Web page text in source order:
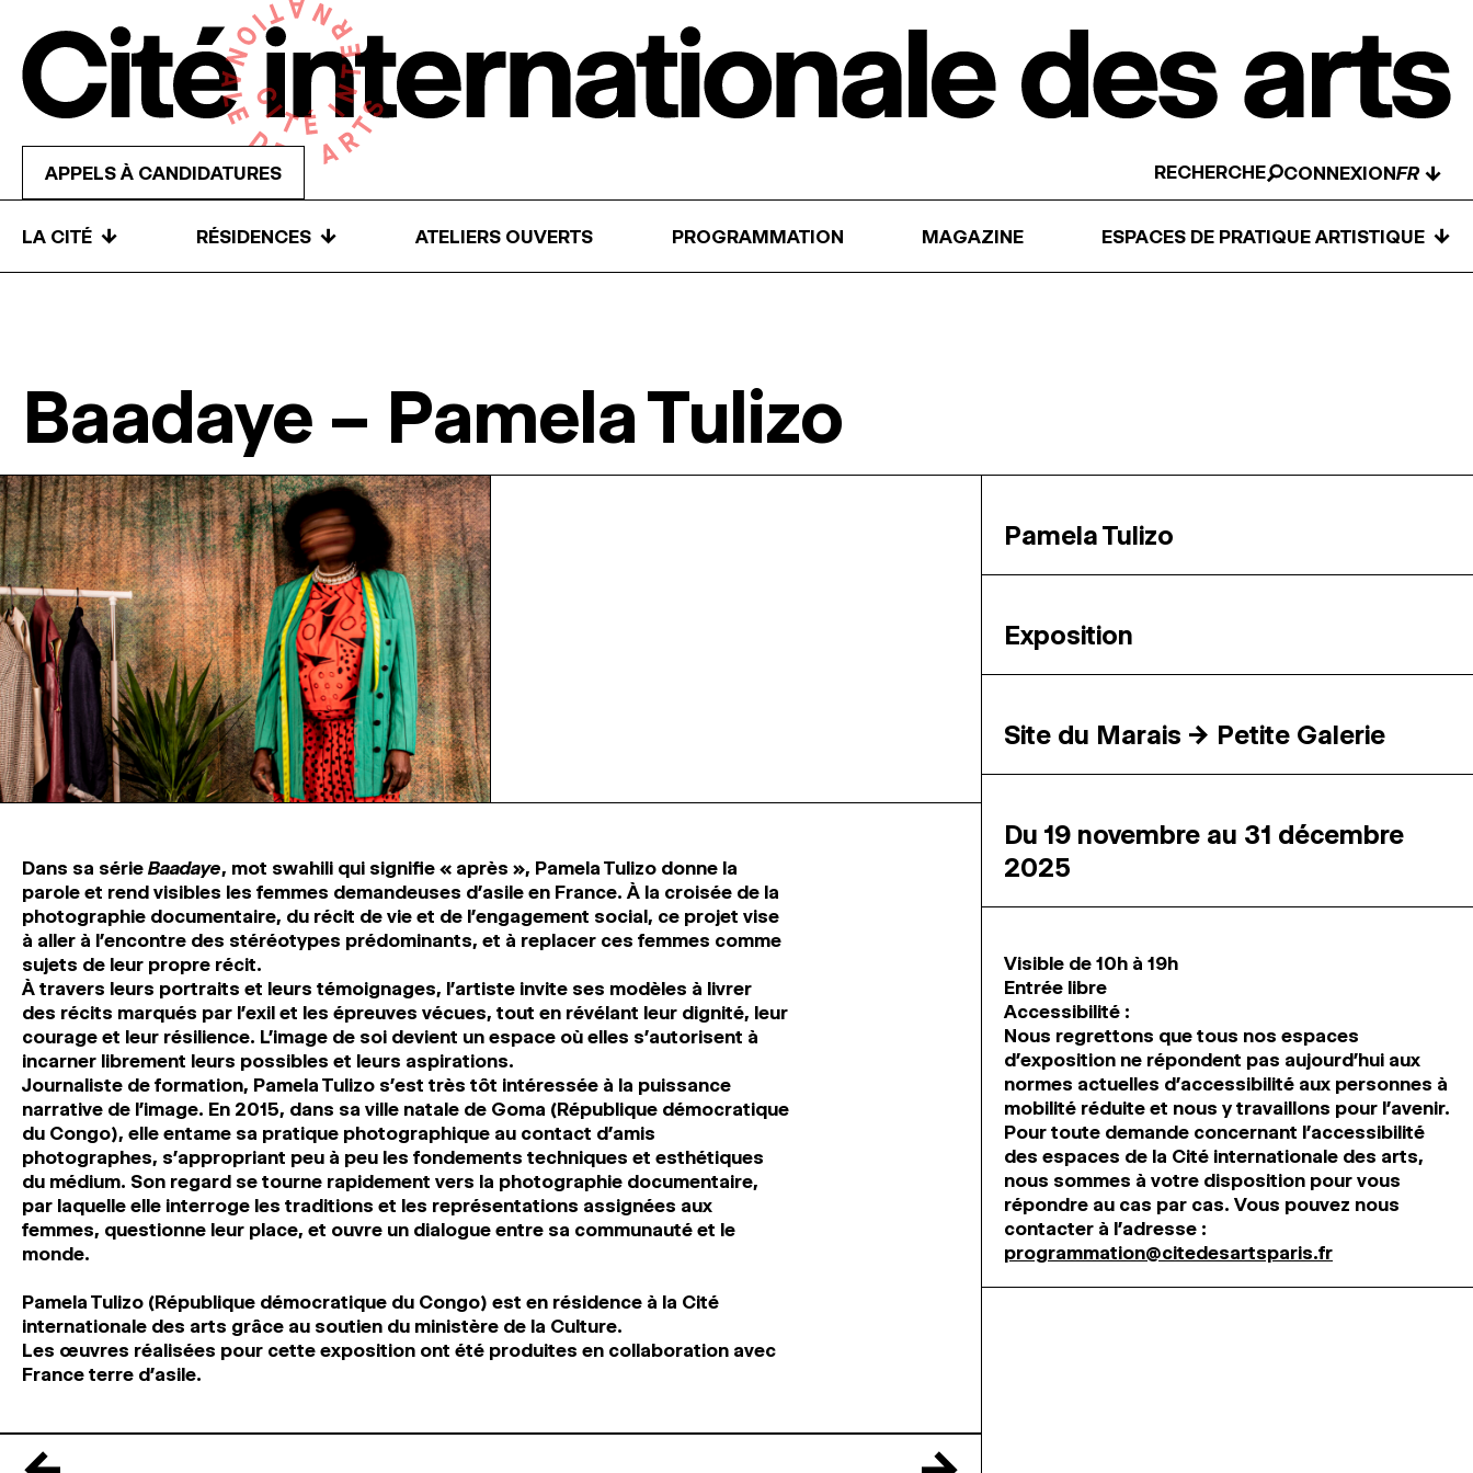
APPELS À CANDIDATURES RECHERCHE CONNEXION ↓
LA CITÉ ↓ RÉSIDENCES ↓ ATELIERS OUVERTS PROGRAMMATION MAGAZINE ESPACES DE PRATIQUE ARTISTIQUE ↓
Baadaye – Pamela Tulizo
Dans sa série Baadaye, mot swahili qui signifie « après », Pamela Tulizo donne la
parole et rend visibles les femmes demandeuses d’asile en France. À la croisée de la
photographie documentaire, du récit de vie et de l’engagement social, ce projet vise
à aller à l’encontre des stéréotypes prédominants, et à replacer ces femmes comme
sujets de leur propre récit.
À travers leurs portraits et leurs témoignages, l’artiste invite ses modèles à livrer
des récits marqués par l’exil et les épreuves vécues, tout en révélant leur dignité, leur
courage et leur résilience. L’image de soi devient un espace où elles s’autorisent à
incarner librement leurs possibles et leurs aspirations.
Journaliste de formation, Pamela Tulizo s’est très tôt intéressée à la puissance
narrative de l’image. En 2015, dans sa ville natale de Goma (République démocratique
du Congo), elle entame sa pratique photographique au contact d’amis
photographes, s’appropriant peu à peu les fondements techniques et esthétiques
du médium. Son regard se tourne rapidement vers la photographie documentaire,
par laquelle elle interroge les traditions et les représentations assignées aux
femmes, questionne leur place, et ouvre un dialogue entre sa communauté et le
monde.
Pamela Tulizo (République démocratique du Congo) est en résidence à la Cité
internationale des arts grâce au soutien du ministère de la Culture.
Les œuvres réalisées pour cette exposition ont été produites en collaboration avec
France terre d’asile.
Pamela Tulizo
Exposition
Site du Marais → Petite Galerie
Du 19 novembre au 31 décembre
2025
Visible de 10h à 19h
Entrée libre
Accessibilité :
Nous regrettons que tous nos espaces
d’exposition ne répondent pas aujourd’hui aux
normes actuelles d’accessibilité́ aux personnes à
mobilité réduite et nous y travaillons pour l’avenir.
Pour toute demande concernant l’accessibilité́
des espaces de la Cité internationale des arts,
nous sommes à votre disposition pour vous
répondre au cas par cas. Vous pouvez nous
contacter à l’adresse :
programmation@citedesartsparis.fr